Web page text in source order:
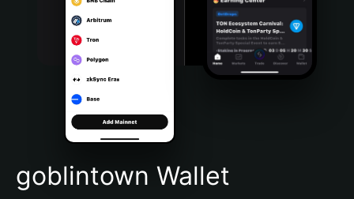
Bahasa Indonesia
Português (Brasil)
Español (Argentina)
goblintown Wallet